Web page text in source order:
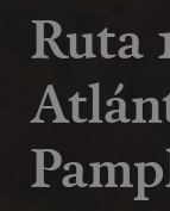
Ruta